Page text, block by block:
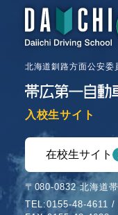
北海道釧路方面公安
入校生サイト
在校生サイト
〒080-0832 北海道
TEL:0155-48-4611 /